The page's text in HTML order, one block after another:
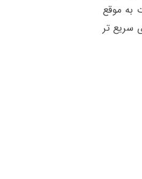
به موقع
سریع تر